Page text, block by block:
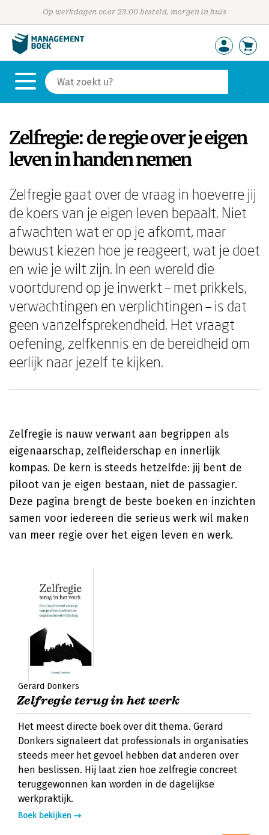
Op werkdagen voor 23:00 besteld, morgen in huis
Zelfregie: de regie over je eigen
leven in handen nemen
Zelfregie gaat over de vraag in hoeverre jij
de koers van je eigen leven bepaalt. Niet
afwachten wat er op je afkomt, maar
bewust kiezen hoe je reageert, wat je doet
en wie je wilt zijn. In een wereld die
voortdurend op je inwerkt – met prikkels,
verwachtingen en verplichtingen – is dat
geen vanzelfsprekendheid. Het vraagt
oefening, zelfkennis en de bereidheid om
eerlijk naar jezelf te kijken.
Zelfregie is nauw verwant aan begrippen als
eigenaarschap, zelfleiderschap en innerlijk
kompas. De kern is steeds hetzelfde: jij bent de
piloot van je eigen bestaan, niet de passagier.
Deze pagina brengt de beste boeken en inzichten
samen voor iedereen die serieus werk wil maken
van meer regie over het eigen leven en werk.
Gerard Donkers
Zelfregie terug in het werk
Het meest directe boek over dit thema. Gerard
Donkers signaleert dat professionals in organisaties
steeds meer het gevoel hebben dat anderen over
hen beslissen. Hij laat zien hoe zelfregie concreet
teruggewonnen kan worden in de dagelijkse
werkpraktijk.
Boek bekijken